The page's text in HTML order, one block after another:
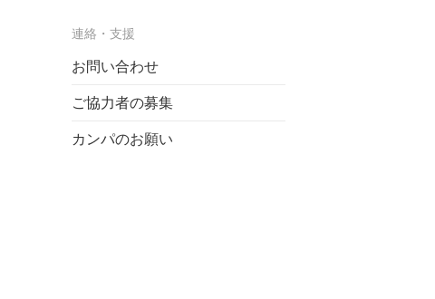
連絡・支援
お問い合わせ
ご協力者の募集
カンパのお願い